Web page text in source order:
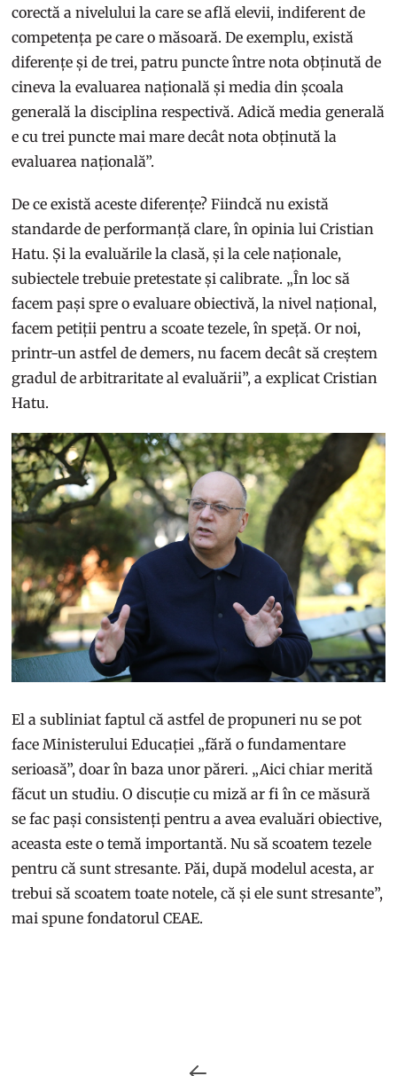
corectă a nivelului la care se află elevii, indiferent de
competența pe care o măsoară. De exemplu, există
diferențe și de trei, patru puncte între nota obținută de
cineva la evaluarea națională și media din școala
generală la disciplina respectivă. Adică media generală
e cu trei puncte mai mare decât nota obținută la
evaluarea națională”.
De ce există aceste diferențe? Fiindcă nu există
standarde de performanță clare, în opinia lui Cristian
Hatu. Și la evaluările la clasă, și la cele naționale,
subiectele trebuie pretestate și calibrate. „În loc să
facem pași spre o evaluare obiectivă, la nivel național,
facem petiții pentru a scoate tezele, în speță. Or noi,
printr-un astfel de demers, nu facem decât să creștem
gradul de arbitraritate al evaluării”, a explicat Cristian
Hatu.
El a subliniat faptul că astfel de propuneri nu se pot
face Ministerului Educației „fără o fundamentare
serioasă”, doar în baza unor păreri. „Aici chiar merită
făcut un studiu. O discuție cu miză ar fi în ce măsură
se fac pași consistenți pentru a avea evaluări obiective,
aceasta este o temă importantă. Nu să scoatem tezele
pentru că sunt stresante. Păi, după modelul acesta, ar
trebui să scoatem toate notele, că și ele sunt stresante”,
mai spune fondatorul CEAE.